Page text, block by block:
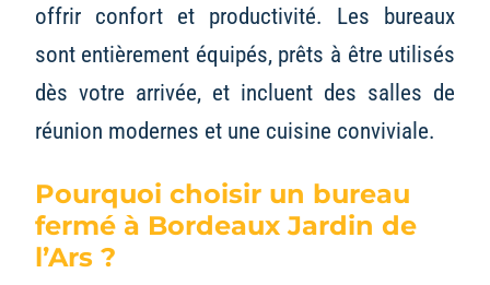
offrir confort et productivité. Les bureaux
sont entièrement équipés, prêts à être utilisés
dès votre arrivée, et incluent des salles de
réunion modernes et une cuisine conviviale.
Pourquoi choisir un bureau
fermé à Bordeaux Jardin de
l’Ars ?